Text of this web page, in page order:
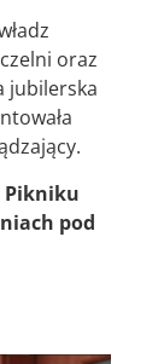
oraz
jubilerska
Pikniku
pod